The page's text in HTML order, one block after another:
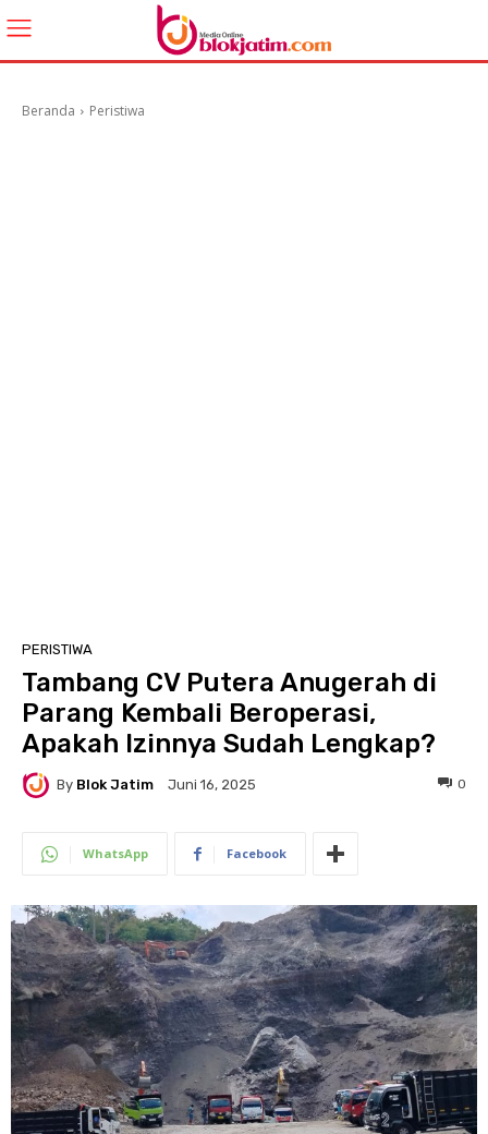
Beranda Peristiwa
PERISTIWA
Tambang CV Putera Anugerah di
Parang Kembali Beroperasi,
Apakah Izinnya Sudah Lengkap?
By Blok Jatim Juni 16, 2025 0
WhatsApp Facebook